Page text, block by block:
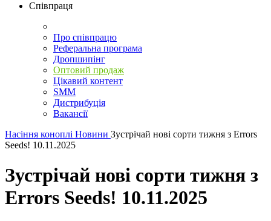
Співпраця
Про співпрацю
Реферальна програма
Дропшипінг
Оптовий продаж
Цікавий контент
SMM
Дистрибуція
Вакансії
Насіння коноплі Новини Зустрічай нові сорти тижня з Errors
Seeds! 10.11.2025
Зустрічай нові сорти тижня з
Errors Seeds! 10.11.2025